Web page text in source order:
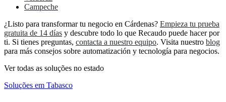
Campeche
¿Listo para transformar tu negocio en Cárdenas? Empieza tu prueba
gratuita de 14 días y descubre todo lo que Recaudo puede hacer por
ti. Si tienes preguntas, contacta a nuestro equipo. Visita nuestro blog
para más consejos sobre automatización y tecnología para negocios.
Ver todas as soluções no estado
Soluções em Tabasco